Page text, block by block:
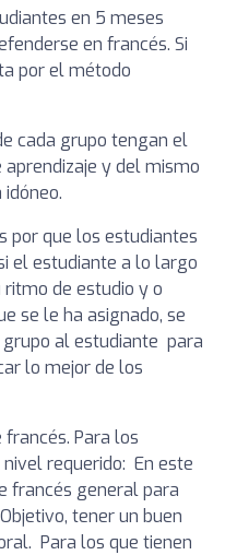
en 5 meses
en francés. Si
por el método
cada grupo tengan el
y del mismo
por que los estudiantes
el estudiante a lo largo
de estudio y o
se le ha asignado, se
al estudiante para
lo mejor de los
Para los
requerido: En este
francés general para
tener un buen
Para los que tienen